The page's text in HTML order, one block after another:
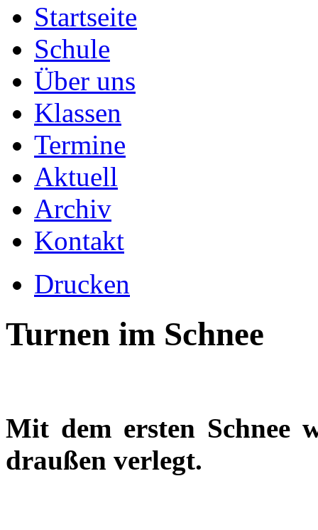
Startseite
Schule
Über uns
Klassen
Termine
Aktuell
Archiv
Kontakt
Drucken
Turnen im Schnee
Mit dem ersten Schnee
draußen verlegt.